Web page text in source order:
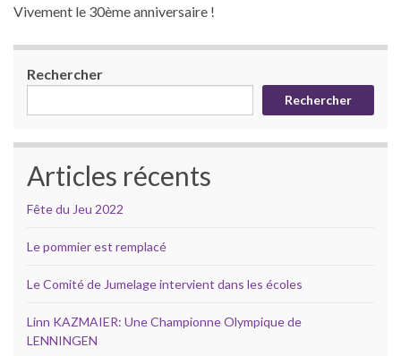
Vivement le 30ème anniversaire !
Rechercher
Rechercher
Articles récents
Fête du Jeu 2022
Le pommier est remplacé
Le Comité de Jumelage intervient dans les écoles
Linn KAZMAIER: Une Championne Olympique de
LENNINGEN